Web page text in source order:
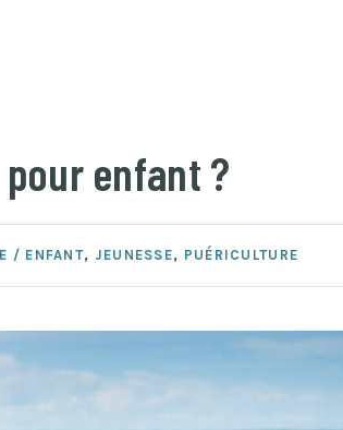
enfant ?
/ ENFANT, JEUNESSE, PUÉRICULTURE